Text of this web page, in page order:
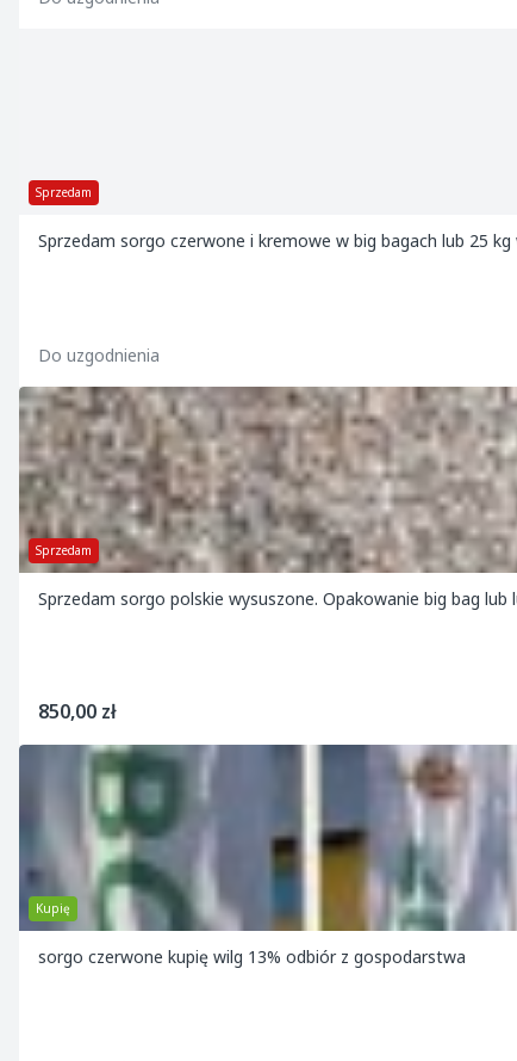
Sprzedam
Sprzedam sorgo czerwone i kremowe w big bagach lub 25
Do uzgodnienia
Sprzedam
Sprzedam sorgo polskie wysuszone. Opakowanie big bag
850,00 zł
Kupię
sorgo czerwone kupię wilg 13% odbiór z gospodarstwa